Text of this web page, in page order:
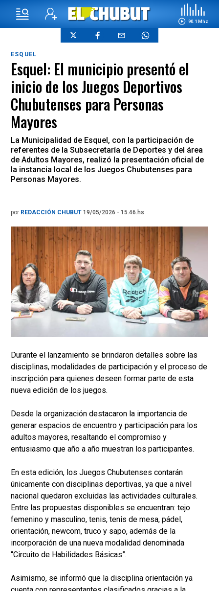
90.1 Mhz
ESQUEL
Esquel: El municipio presentó el
inicio de los Juegos Deportivos
Chubutenses para Personas
Mayores
La Municipalidad de Esquel, con la participación de
referentes de la Subsecretaría de Deportes y del área
de Adultos Mayores, realizó la presentación oficial de
la instancia local de los Juegos Chubutenses para
Personas Mayores.
por REDACCIÓN CHUBUT 19/05/2026 - 15.46.hs
Durante el lanzamiento se brindaron detalles sobre las
disciplinas, modalidades de participación y el proceso de
inscripción para quienes deseen formar parte de esta
nueva edición de los juegos.
Desde la organización destacaron la importancia de
generar espacios de encuentro y participación para los
adultos mayores, resaltando el compromiso y
entusiasmo que año a año muestran los participantes.
En esta edición, los Juegos Chubutenses contarán
únicamente con disciplinas deportivas, ya que a nivel
nacional quedaron excluidas las actividades culturales.
Entre las propuestas disponibles se encuentran: tejo
femenino y masculino, tenis, tenis de mesa, pádel,
orientación, newcom, truco y sapo, además de la
incorporación de una nueva modalidad denominada
“Circuito de Habilidades Básicas”.
Asimismo, se informó que la disciplina orientación ya